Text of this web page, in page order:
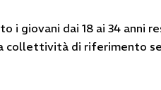
i giovani dai 18 ai 34 anni
collettività di riferimento